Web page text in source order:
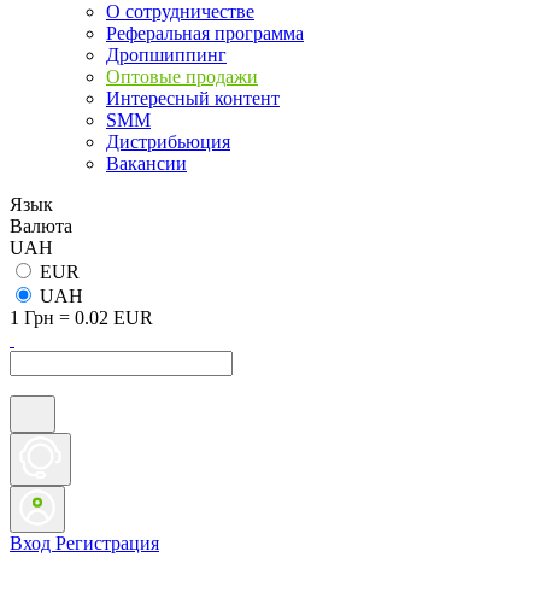
О сотрудничестве
Реферальная программа
Дропшиппинг
Оптовые продажи
Интересный контент
SMM
Дистрибьюция
Вакансии
Язык
Валюта
UAH
EUR
UAH
1 Грн = 0.02 EUR
Вход Регистрация